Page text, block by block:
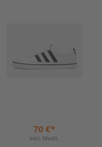
70 €*
inkl. MwSt.